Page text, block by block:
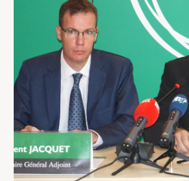
Développement
Devenir Membre
Actualités